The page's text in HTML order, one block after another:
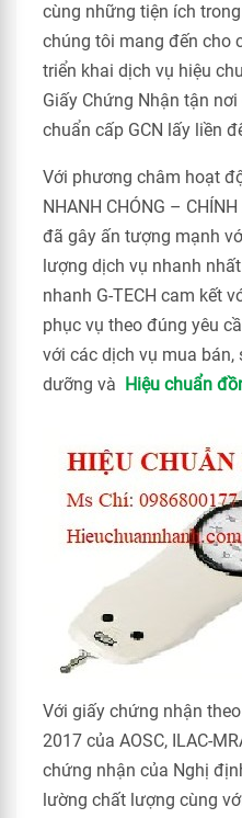
cùng những tiện ích
chúng tôi mang đến cho
triển khai dịch vụ hiệu
Giấy Chứng Nhận tận
chuẩn cấp GCN lấy liền
Với phương châm hoạt
NHANH CHÓNG –
đã gây ấn tượng mạnh
lượng dịch vụ nhanh
nhanh G-TECH cam kết
phục vụ theo đúng yêu
với các dịch vụ mua bán,
dưỡng và Hiệu chuẩn
Với giấy chứng nhận
2017 của AOSC, ILAC-
chứng nhận của Nghị
lường chất lượng cùng